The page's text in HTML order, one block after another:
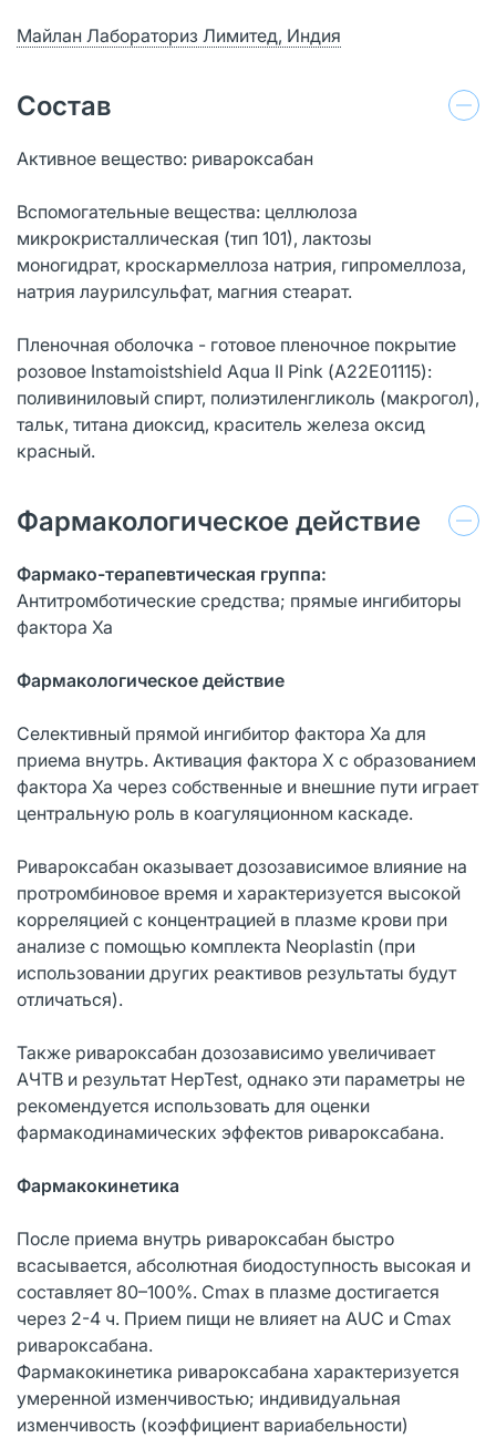
Майлан Лабораториз Лимитед, Индия
Состав
Активное вещество: ривароксабан
Вспомогательные вещества: целлюлоза
микрокристаллическая (тип 101), лактозы
моногидрат, кроскармеллоза натрия, гипромеллоза,
натрия лаурилсульфат, магния стеарат.
Пленочная оболочка - готовое пленочное покрытие
розовое Instamoistshield Aqua II Pink (А22Е01115):
поливиниловый спирт, полиэтиленгликоль (макрогол),
тальк, титана диоксид, краситель железа оксид
красный.
Фармакологическое действие
Фармако-терапевтическая группа:
Антитромботические средства; прямые ингибиторы
фактора Ха
Фармакологическое действие
Селективный прямой ингибитор фактора Ха для
приема внутрь. Активация фактора Х с образованием
фактора Ха через собственные и внешние пути играет
центральную роль в коагуляционном каскаде.
Ривароксабан оказывает дозозависимое влияние на
протромбиновое время и характеризуется высокой
корреляцией с концентрацией в плазме крови при
анализе с помощью комплекта Neoplastin (при
использовании других реактивов результаты будут
отличаться).
Также ривароксабан дозозависимо увеличивает
АЧТВ и результат HepTest, однако эти параметры не
рекомендуется использовать для оценки
фармакодинамических эффектов ривароксабана.
Фармакокинетика
После приема внутрь ривароксабан быстро
всасывается, абсолютная биодоступность высокая и
составляет 80–100%. Cmax в плазме достигается
через 2-4 ч. Прием пищи не влияет на AUC и Cmax
ривароксабана.
Фармакокинетика ривароксабана характеризуется
умеренной изменчивостью; индивидуальная
изменчивость (коэффициент вариабельности)